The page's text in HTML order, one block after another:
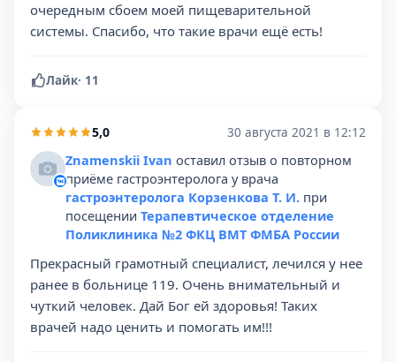
очередным сбоем моей пищеварительной
системы. Спасибо, что такие врачи ещё есть!
Лайк· 11
5,0 30 августа 2021 в 12:12
Znamenskii Ivan оставил отзыв о повторном
приёме гастроэнтеролога у врача
гастроэнтеролога Корзенкова Т. И. при
посещении Терапевтическое отделение
Поликлиника №2 ФКЦ ВМТ ФМБА России
Прекрасный грамотный специалист, лечился у нее
ранее в больнице 119. Очень внимательный и
чуткий человек. Дай Бог ей здоровья! Таких
врачей надо ценить и помогать им!!!